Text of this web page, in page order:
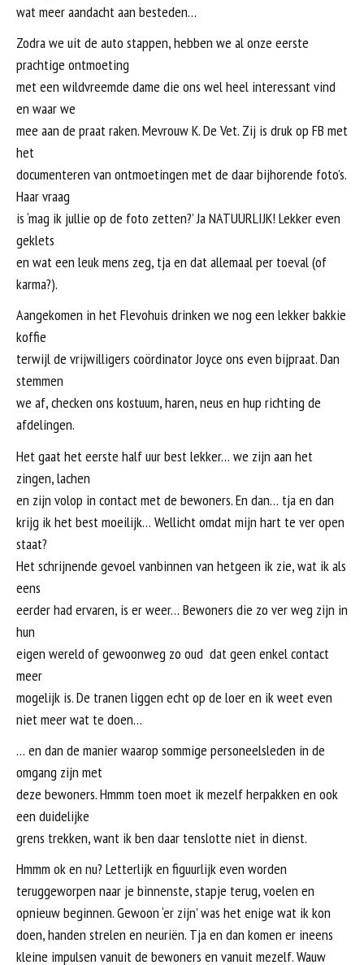
wat meer aandacht aan besteden…
Zodra we uit de auto stappen, hebben we al onze eerste
prachtige ontmoeting
met een wildvreemde dame die ons wel heel interessant vind
en waar we
mee aan de praat raken. Mevrouw K. De Vet. Zij is druk op FB met
het
documenteren van ontmoetingen met de daar bijhorende foto’s.
Haar vraag
is ‘mag ik jullie op de foto zetten?’ Ja NATUURLIJK! Lekker even
geklets
en wat een leuk mens zeg, tja en dat allemaal per toeval (of
karma?).
Aangekomen in het Flevohuis drinken we nog een lekker bakkie
koffie
terwijl de vrijwilligers coördinator Joyce ons even bijpraat. Dan
stemmen
we af, checken ons kostuum, haren, neus en hup richting de
afdelingen.
Het gaat het eerste half uur best lekker… we zijn aan het
zingen, lachen
en zijn volop in contact met de bewoners. En dan… tja en dan
krijg ik het best moeilijk… Wellicht omdat mijn hart te ver open
staat?
Het schrijnende gevoel vanbinnen van hetgeen ik zie, wat ik als
eens
eerder had ervaren, is er weer… Bewoners die zo ver weg zijn in
hun
eigen wereld of gewoonweg zo oud dat geen enkel contact
meer
mogelijk is. De tranen liggen echt op de loer en ik weet even
niet meer wat te doen…
… en dan de manier waarop sommige personeelsleden in de
omgang zijn met
deze bewoners. Hmmm toen moet ik mezelf herpakken en ook
een duidelijke
grens trekken, want ik ben daar tenslotte niet in dienst.
Hmmm ok en nu? Letterlijk en figuurlijk even worden
teruggeworpen naar je binnenste, stapje terug, voelen en
opnieuw beginnen. Gewoon ‘er zijn’ was het enige wat ik kon
doen, handen strelen en neuriën. Tja en dan komen er ineens
kleine impulsen vanuit de bewoners en vanuit mezelf. Wauw